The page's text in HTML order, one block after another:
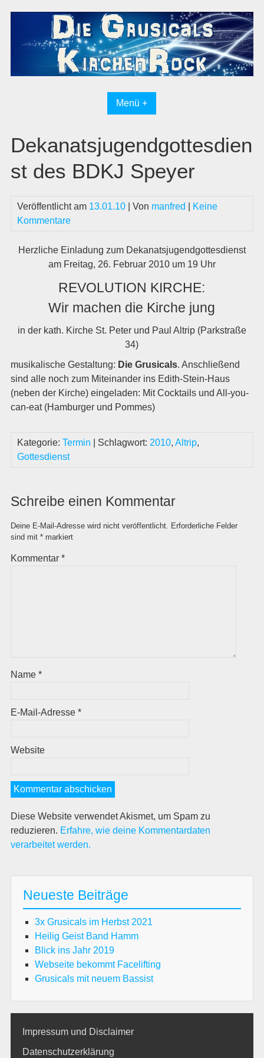
Menü +
Dekanatsjugendgottesdien
st des BDKJ Speyer
Veröffentlicht am 13.01.10| Von manfred
Keine
Kommentare
Herzliche Einladung zum Dekanatsjugendgottesdienst
am Freitag, 26. Februar 2010 um 19 Uhr
REVOLUTION KIRCHE:
Wir machen die Kirche jung
in der kath. Kirche St. Peter und Paul Altrip (Parkstraße
34)
musikalische Gestaltung: Die Grusicals. Anschließend
sind alle noch zum Miteinander ins Edith-Stein-Haus
(neben der Kirche) eingeladen: Mit Cocktails und All-you-
can-eat (Hamburger und Pommes)
Kategorie: Termin | Schlagwort: 2010, Altrip,
Gottesdienst
Schreibe einen Kommentar
Deine E-Mail-Adresse wird nicht veröffentlicht. Erforderliche Felder
sind mit *markiert
Kommentar *
Name *
E-Mail-Adresse *
Website
Diese Website verwendet Akismet, um Spam zu
reduzieren. Erfahre, wie deine Kommentardaten
verarbeitet werden.
Neueste Beiträge
3x Grusicals im Herbst 2021
Heilig Geist Band Hamm
Blick ins Jahr 2019
Webseite bekommt Facelifting
Grusicals mit neuem Bassist
Impressum und Disclaimer
Datenschutzerklärung